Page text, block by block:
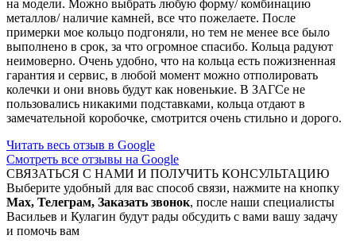
на модели. Можно выбрать любую форму/ комбинацию
металлов/ наличие камней, все что пожелаете. После
примерки мое кольцо подгоняли, но тем не менее все было
выполнено в срок, за что огромное спасибо. Кольца радуют
неимоверно. Очень удобно, что на кольца есть пожизненная
гарантия и сервис, в любой момент можно отполировать
колечки и они вновь будут как новенькие. В ЗАГСе не
пользовались никакими подставками, кольца отдают в
замечательной коробочке, смотрится очень стильно и дорого.
Читать весь отзыв в Google
Смотреть все отзывы на Google
СВЯЗАТЬСЯ С НАМИ И ПОЛУЧИТЬ КОНСУЛЬТАЦИЮ
Выберите удобный для вас способ связи, нажмите на кнопку
Max, Телеграм, Заказать звонок, после наши специалисты
Васильев и Кулагин будут рады обсудить с вами вашу задачу
и помочь вам